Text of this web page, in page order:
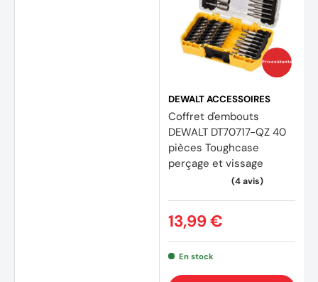
Prix coûtants
DEWALT ACCESSOIRES
Coffret d'embouts
DEWALT DT70717-QZ 40
pièces Toughcase
perçage et vissage
13,99 €
En stock